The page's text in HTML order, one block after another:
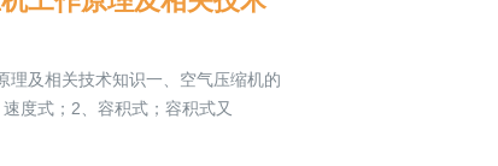
理及相关技术知识一、空气压缩机的
度式；2、容积式；容积式又